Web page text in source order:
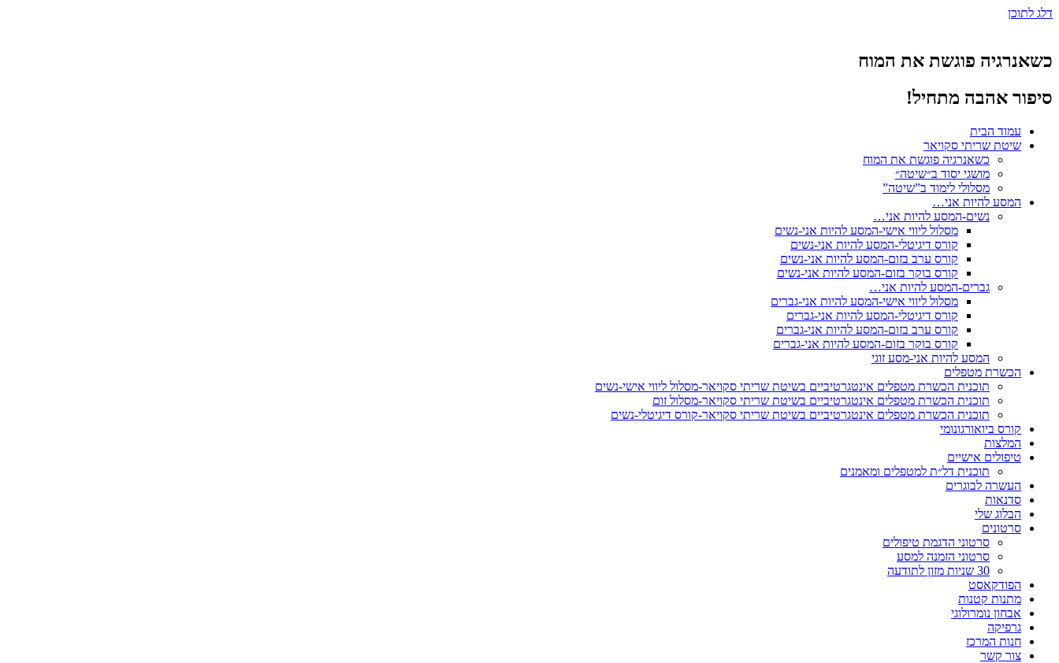
דלג לתוכן
כשאנרגיה פוגשת את המוח
סיפור אהבה מתחיל!
עמוד הבית
שיטת שריתי סקויאר
כשאנרגיה פוגשת את המוח
מושגי יסוד ב״שיטה״
מסלולי לימוד ב”שיטה”
המסע להיות אני…
נשים-המסע להיות אני…
מסלול ליווי אישי-המסע להיות אני-נשים
קורס דיגיטלי-המסע להיות אני-נשים
קורס ערב בזום-המסע להיות אני-נשים
קורס בוקר בזום-המסע להיות אני-נשים
גברים-המסע להיות אני…
מסלול ליווי אישי-המסע להיות אני-גברים
קורס דיגיטלי-המסע להיות אני-גברים
קורס ערב בזום-המסע להיות אני-גברים
קורס בוקר בזום-המסע להיות אני-גברים
המסע להיות אני-מסע זוגי
הכשרת מטפלים
תוכנית הכשרת מטפלים אינטגרטיביים בשיטת שריתי סקויאר-מסלול ליווי אישי-נשים
תוכנית הכשרת מטפלים אינטגרטיביים בשיטת שריתי סקויאר-מסלול זום
תוכנית הכשרת מטפלים אינטגרטיביים בשיטת שריתי סקויאר-קורס דיגיטלי-נשים
קורס ביואורגונומי
המלצות
טיפולים אישיים
תוכנית דל״ת למטפלים ומאמנים
העשרה לבוגרים
סדנאות
הבלוג שלי
סרטונים
סרטוני הדגמת טיפולים
סרטוני הזמנה למסע
30 שניות מזון לתודעה
הפודקאסט
מתנות קטנות
אבחון נומרולוגי
גרפיקה
חנות המרכז
צור קשר